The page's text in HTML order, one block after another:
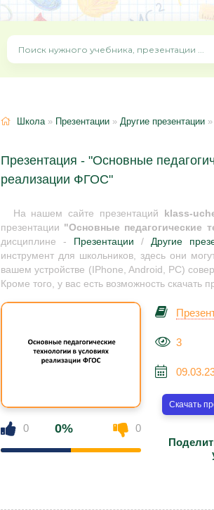
Школа» Презентации » Другие презентации
Презентация - "Основные
реализации ФГОС"
На нашем сайте презентаций klass-
презентации "Основные педагогические
дисциплине -
Презентации / Другие
инструмент для школьников, здесь они
вашем устройстве (IPhone, Android, PC)
Кроме того, у вас есть возможность
0 0% 0
3
Скачать